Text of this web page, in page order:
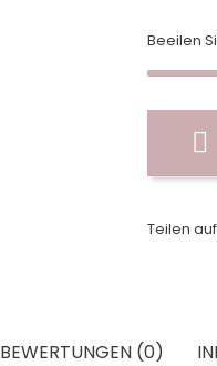
Beeilen
Teilen
BEWERTUNGEN (0)